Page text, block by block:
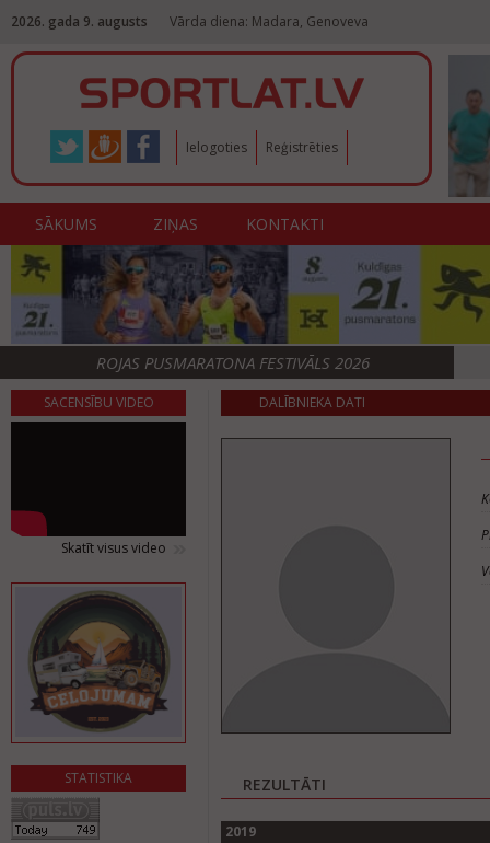
2026. gada 9. augusts Vārda diena: Madara, Genoveva
Ielogoties Reģistrēties
SĀKUMS ZIŅAS KONTAKTI
ROJAS PUSMARATONA FESTIVĀLS 2026
SACENSĪBU VIDEO
Skatīt visus video
STATISTIKA
DALĪBNIEKA DATI
REZULTĀTI
2019